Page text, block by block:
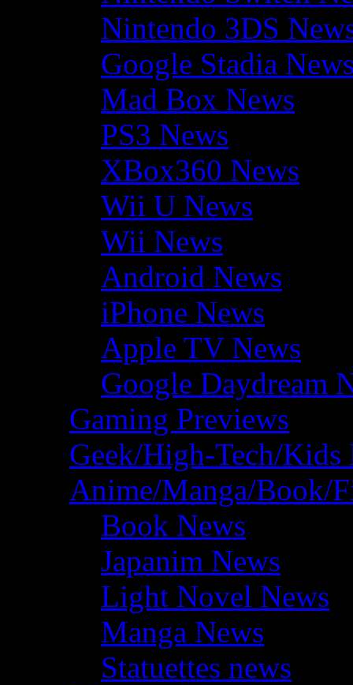
Nintendo 3DS
Google Stadia
Mad Box News
PS3 News
XBox360 News
Wii U News
Wii News
Android News
iPhone News
Apple TV News
Google Daydream
Gaming Previews
Geek/High-Tech/Kids
Anime/Manga/Book/
Book News
Japanim News
Light Novel News
Manga News
Statuettes news